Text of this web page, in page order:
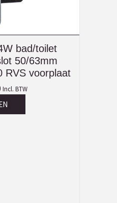
bad/toilet
50/63mm
RVS voorplaat
Incl. BTW